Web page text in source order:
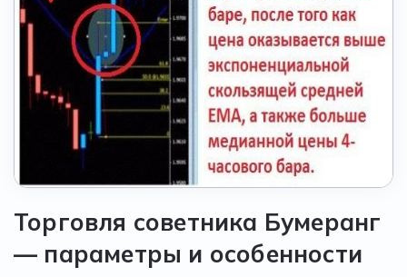
Торговля советника Бумеранг
— параметры и особенности